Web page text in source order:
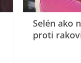
Selén ako
proti